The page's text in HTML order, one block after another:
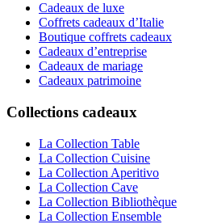
Cadeaux de luxe
Coffrets cadeaux d’Italie
Boutique coffrets cadeaux
Cadeaux d’entreprise
Cadeaux de mariage
Cadeaux patrimoine
Collections cadeaux
La Collection Table
La Collection Cuisine
La Collection Aperitivo
La Collection Cave
La Collection Bibliothèque
La Collection Ensemble